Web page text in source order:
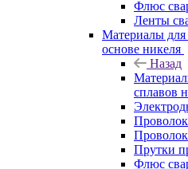
Флюс
Ленты
Материалы для
основе никеля
Назад
сплавов
Прутки
Флюс